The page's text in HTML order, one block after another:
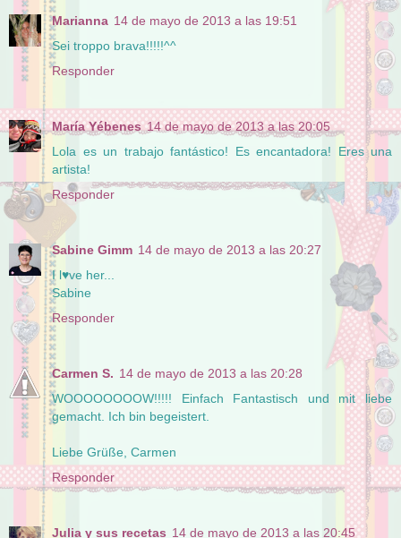
Marianna 14 de mayo de 2013 a las 19:51
Sei troppo brava!!!!!^^
Responder
María Yébenes 14 de mayo de 2013 a las 20:05
Lola es un trabajo fantástico! Es encantadora! Eres una
artista!
Responder
Sabine Gimm 14 de mayo de 2013 a las 20:27
I l♥ve her...
Sabine
Responder
Carmen S. 14 de mayo de 2013 a las 20:28
WOOOOOOOOW!!!!! Einfach Fantastisch und mit liebe
gemacht. Ich bin begeistert.
Liebe Grüße, Carmen
Responder
Julia y sus recetas 14 de mayo de 2013 a las 20:45